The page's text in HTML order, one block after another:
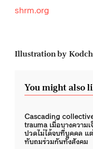
shrm.org
Illustration by
You might also
Cascading
trauma เมื่อบางความเ
ปวดไม่ได้จบที่บุคคล แต่
ทับถมร่วมกันทั้งสังคม